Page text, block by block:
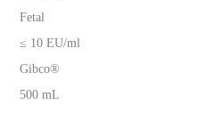
Fetal
≤ 10 EU/ml
Gibco®
500 mL